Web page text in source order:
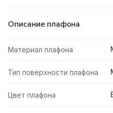
Описание плафона
Материал плафона
Тип поверхности плафона
Цвет плафона